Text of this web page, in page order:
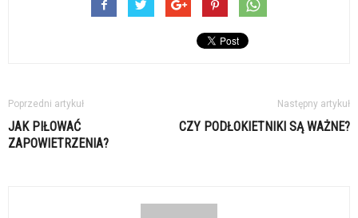
Poprzedni artykuł
JAK PIŁOWAĆ
ZAPOWIETRZENIA?
Następny artykuł
CZY PODŁOKIETNIKI SĄ WAŻNE?